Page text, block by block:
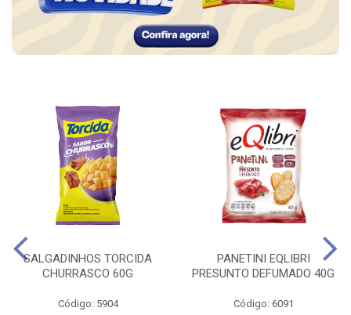
SALGADINHOS TORCIDA
CHURRASCO 60G
Código: 5904
PANETINI EQLIBRI
PRESUNTO DEFUMADO 40G
Código: 6091